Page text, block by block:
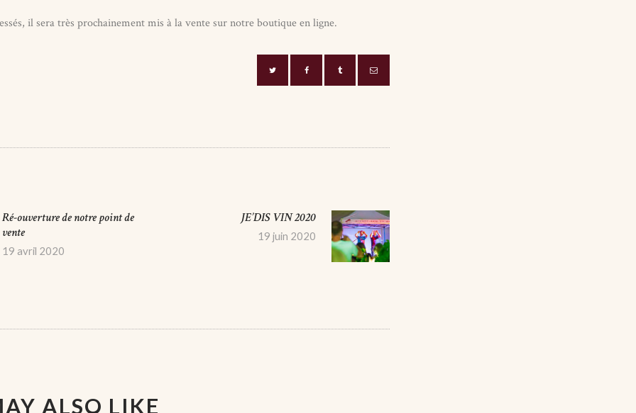
il sera très prochainement mis à la vente sur notre boutique en ligne.
Previous
post:
Ré-ouverture de notre point de
vente
19 avril 2020
Next
post:
JE’DIS VIN 2020
19 juin 2020
ALSO LIKE